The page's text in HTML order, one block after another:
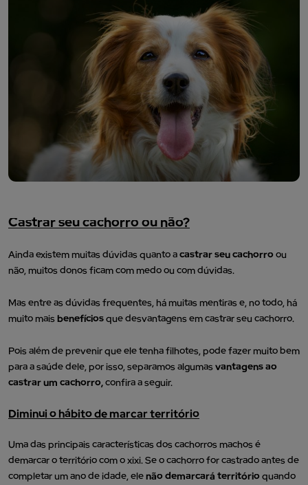
Castrar seu cachorro ou não?
Ainda existem muitas dúvidas quanto acastrar seu cachorro ou
não, muitos donos ficam com medo ou com dúvidas.
Mas entre as dúvidas frequentes, há muitas mentiras e, no todo, há
muito mais benefíciosque desvantagens em castrar seu cachorro.
Pois além de prevenir que ele tenha filhotes, pode fazer muito bem
para a saúde dele, por isso, separamos algumas vantagens ao
castrar um cachorro,confira a seguir.
Diminui o hábito de marcar território
Uma das principais características dos cachorros machos é
demarcar o território com o xixi. Se o cachorro for castrado antes de
completar um ano de idade, elenão demarcará território quando